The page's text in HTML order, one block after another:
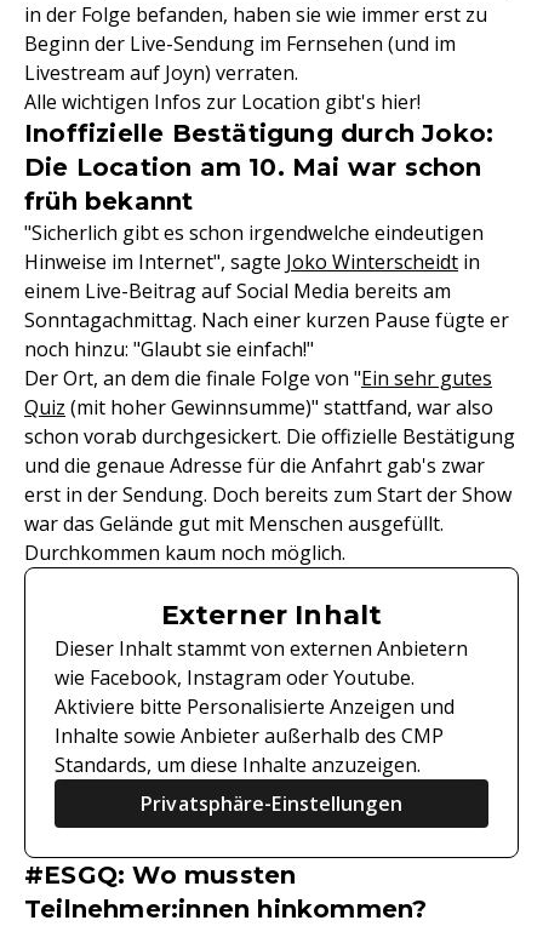
in der Folge befanden, haben sie wie immer erst zu
Beginn der Live-Sendung im Fernsehen (und im
Livestream auf Joyn) verraten.
Alle wichtigen Infos zur Location gibt's hier!
Inoffizielle Bestätigung durch Joko:
Die Location am 10. Mai war schon
früh bekannt
"Sicherlich gibt es schon irgendwelche eindeutigen
Hinweise im Internet", sagte Joko Winterscheidt in
einem Live-Beitrag auf Social Media bereits am
Sonntagachmittag. Nach einer kurzen Pause fügte er
noch hinzu: "Glaubt sie einfach!"
Der Ort, an dem die finale Folge von "Ein sehr gutes
Quiz (mit hoher Gewinnsumme)" stattfand, war also
schon vorab durchgesickert. Die offizielle Bestätigung
und die genaue Adresse für die Anfahrt gab's zwar
erst in der Sendung. Doch bereits zum Start der Show
war das Gelände gut mit Menschen ausgefüllt.
Durchkommen kaum noch möglich.
Externer Inhalt
Dieser Inhalt stammt von externen Anbietern
wie Facebook, Instagram oder Youtube.
Aktiviere bitte Personalisierte Anzeigen und
Inhalte sowie Anbieter außerhalb des CMP
Standards, um diese Inhalte anzuzeigen.
Privatsphäre-Einstellungen
#ESGQ: Wo mussten
Teilnehmer:innen hinkommen?